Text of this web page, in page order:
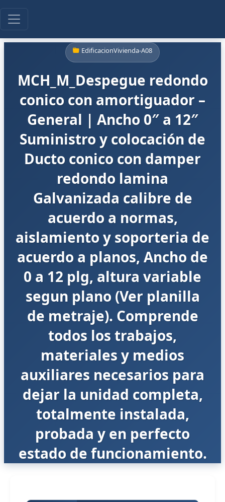
EdificacionVivienda-A08
MCH_M_Despegue redondo
conico con amortiguador –
General | Ancho 0″ a 12″
Suministro y colocación de
Ducto conico con damper
redondo lamina
Galvanizada calibre de
acuerdo a normas,
aislamiento y soporteria de
acuerdo a planos, Ancho de
0 a 12 plg, altura variable
segun plano (Ver planilla
de metraje). Comprende
todos los trabajos,
materiales y medios
auxiliares necesarios para
dejar la unidad completa,
totalmente instalada,
probada y en perfecto
estado de funcionamiento.